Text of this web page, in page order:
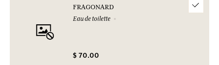
FRAGONARD
Eau de toilette
$ 70.00